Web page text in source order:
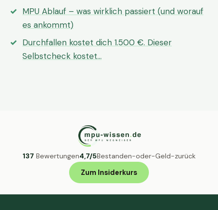
MPU Ablauf – was wirklich passiert (und worauf
es ankommt)
Durchfallen kostet dich 1.500 €. Dieser
Selbstcheck kostet…
137 Bewertungen4,7/5Bestanden-oder-Geld-zurück
Zum Insiderkurs